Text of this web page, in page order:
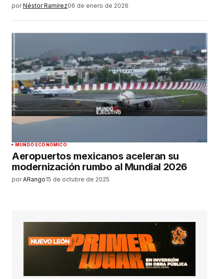
por Néstor Ramírez06 de enero de 2026
MUNDO ECONÓMICO
Aeropuertos mexicanos aceleran su
modernización rumbo al Mundial 2026
por ARango15 de octubre de 2025